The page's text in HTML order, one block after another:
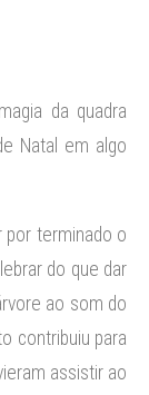
da quadra
Natal em algo
por terminado o
do que dar
ao som do
contribuiu para
assistir ao